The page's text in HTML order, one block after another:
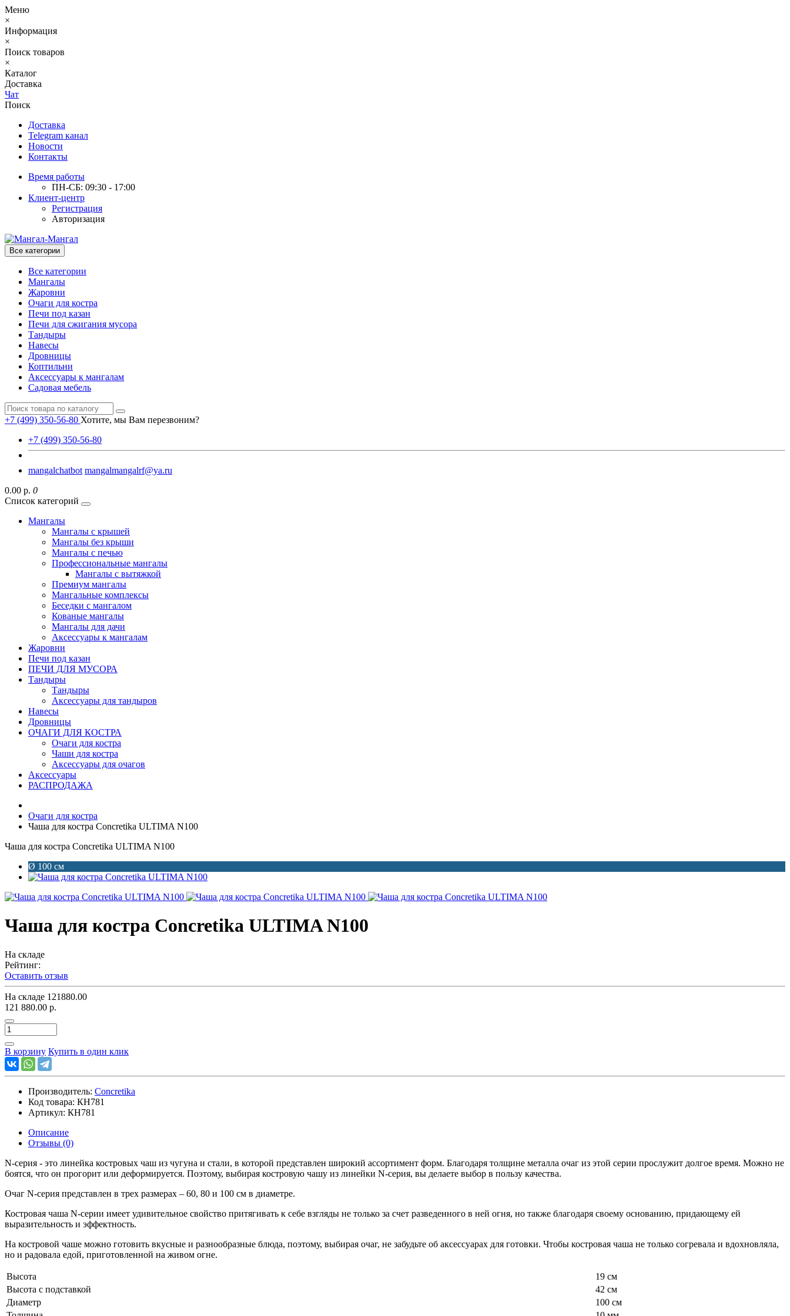
Меню
×
Информация
×
Поиск товаров
×
Каталог
Доставка
Чат
Поиск
Доставка
Telegram канал
Новости
Контакты
Время работы
ПН-СБ: 09:30 - 17:00
Клиент-центр
Регистрация
Авторизация
Все категории
Все категории
Мангалы
Жаровни
Очаги для костра
Печи под казан
Печи для сжигания мусора
Тандыры
Навесы
Дровницы
Коптильни
Аксессуары к мангалам
Садовая мебель
+7 (499) 350-56-80 Хотите, мы Вам перезвоним?
+7 (499) 350-56-80
mangalchatbot mangalmangalrf@ya.ru
0.00 р. 0
Список категорий
Мангалы
Мангалы с крышей
Мангалы без крыши
Мангалы с печью
Профессиональные мангалы
Мангалы с вытяжкой
Премиум мангалы
Мангальные комплексы
Беседки с мангалом
Кованые мангалы
Мангалы для дачи
Аксессуары к мангалам
Жаровни
Печи под казан
ПЕЧИ ДЛЯ МУСОРА
Тандыры
Тандыры
Аксессуары для тандыров
Навесы
Дровницы
ОЧАГИ ДЛЯ КОСТРА
Очаги для костра
Чаши для костра
Аксессуары для очагов
Аксессуары
РАСПРОДАЖА
Очаги для костра
Чаша для костра Concretika ULTIMA N100
Чаша для костра Concretika ULTIMA N100
Ø 100 см
Чаша для костра Concretika ULTIMA N100
На складе
Рейтинг:
Оставить отзыв
На складе 121880.00
121 880.00 р.
В корзину Купить в один клик
Производитель: Concretika
Код товара: КН781
Артикул: КН781
Описание
Отзывы (0)
N-серия - это линейка костровых чаш из чугуна и стали, в которой представлен широкий ассортимент форм. Благодаря толщине металла очаг из этой серии прослужит долгое время. Можно не
боятся, что он прогорит или деформируется. Поэтому, выбирая костровую чашу из линейки N-серия, вы делаете выбор в пользу качества.
Очаг N-серия представлен в трех размерах – 60, 80 и 100 см в диаметре.
Костровая чаша N-серии имеет удивительное свойство притягивать к себе взгляды не только за счет разведенного в ней огня, но также благодаря своему основанию, придающему ей
выразительность и эффектность.
На костровой чаше можно готовить вкусные и разнообразные блюда, поэтому, выбирая очаг, не забудьте об аксессуарах для готовки. Чтобы костровая чаша не только согревала и вдохновляла,
но и радовала едой, приготовленной на живом огне.
Высота
19 см
Высота с подставкой
42 см
Диаметр
100 см